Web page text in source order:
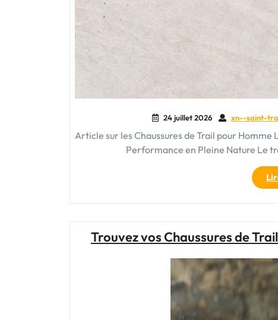
24 juillet 2026 xn--saint-
Article sur les Chaussures de Trail pour
Performance en Pleine Nature Le
Trouvez vos Chaussures de